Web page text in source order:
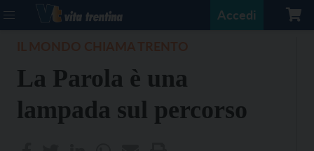
Accedi
La Parola è una
lampada sul percorso